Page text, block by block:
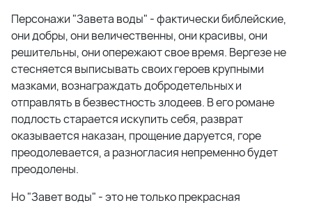
Персонажи "Завета воды" - фактически библейские,
они добры, они величественны, они красивы, они
решительны, они опережают свое время. Вергезе не
стесняется выписывать своих героев крупными
мазками, вознаграждать добродетельных и
отправлять в безвестность злодеев. В его романе
подлость старается искупить себя, разврат
оказывается наказан, прощение даруется, горе
преодолевается, а разногласия непременно будет
преодолены.
Но "Завет воды" - это не только прекрасная